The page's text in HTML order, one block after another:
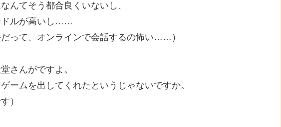
んてそう都合良くいないし、
ドルが高いし……
だって、オンラインで会話するの怖い……）
さんがですよ。
ームを出してくれたというじゃないですか。
）